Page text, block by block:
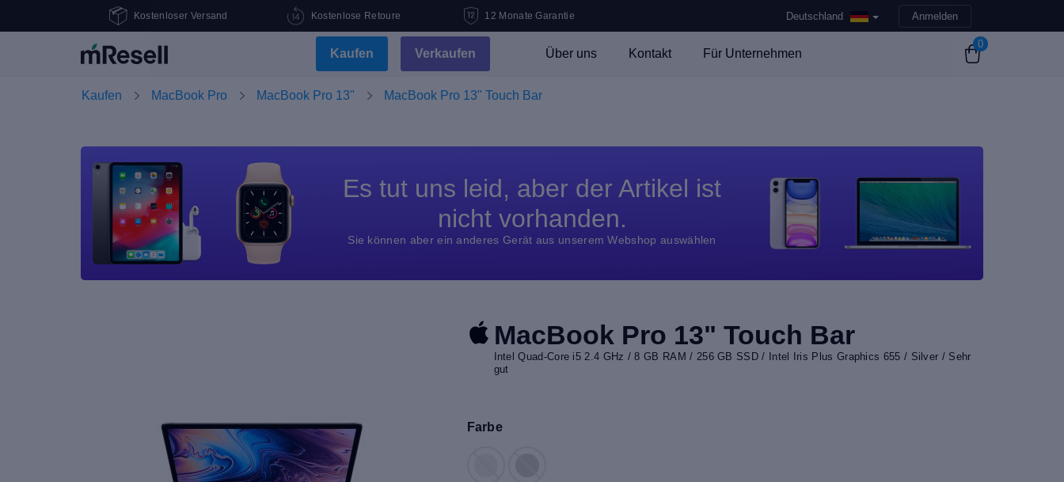
Kostenloser Versand Kostenlose Retoure 12 Monate Garantie Deutschland Anmelden
Kaufen Verkaufen Über uns Kontakt Für Unternehmen
0
Kaufen MacBook Pro MacBook Pro 13" MacBook Pro 13" Touch Bar
Es tut uns leid, aber der Artikel ist
nicht vorhanden.
Sie können aber ein anderes Gerät aus unserem Webshop auswählen
MacBook Pro 13" Touch Bar
Intel Quad-Core i5 2.4 GHz / 8 GB RAM / 256 GB SSD / Intel Iris Plus Graphics 655 / Silver / Sehr
gut
Farbe